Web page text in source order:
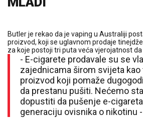
Butler je rekao da je vaping u Australiji
proizvod, koji se uglavnom prodaje
za koje postoji tri puta veća vjerojatnost da
- E-cigarete prodavale su se
zajednicama širom svijeta
proizvod koji pomaže
da prestanu pušiti. Nećemo
dopustiti da pušenje e-
generaciju ovisnika o nikotinu